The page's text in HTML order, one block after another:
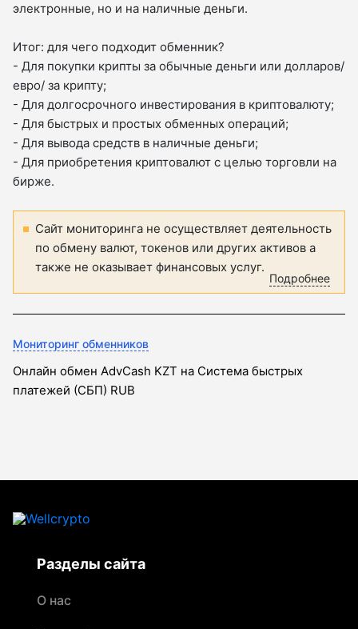
электронные, но и на наличные деньги.
Итог: для чего подходит обменник?
- Для покупки крипты за обычные деньги или долларов/
евро/ за крипту;
- Для долгосрочного инвестирования в криптовалюту;
- Для быстрых и простых обменных операций;
- Для вывода средств в наличные деньги;
- Для приобретения криптовалют с целью торговли на
бирже.
Сайт мониторинга не осуществляет деятельность
по обмену валют, токенов или других активов а
также не оказывает финансовых услуг.
Подробнее
Мониторинг обменников
Онлайн обмен AdvCash KZT на Система быстрых
платежей (СБП) RUB
Разделы сайта
О нас